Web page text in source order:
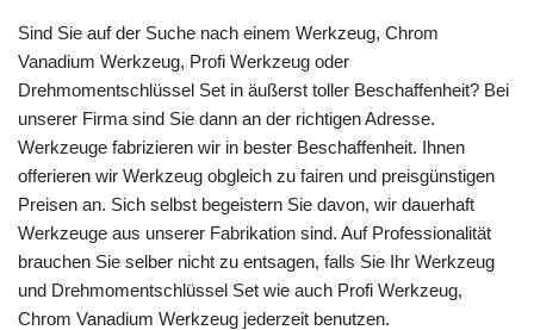
Sind Sie auf der Suche nach einem Werkzeug, Chrom
Vanadium Werkzeug, Profi Werkzeug oder
Drehmomentschlüssel Set in äußerst toller Beschaffenheit? Bei
unserer Firma sind Sie dann an der richtigen Adresse.
Werkzeuge fabrizieren wir in bester Beschaffenheit. Ihnen
offerieren wir Werkzeug obgleich zu fairen und preisgünstigen
Preisen an. Sich selbst begeistern Sie davon, wir dauerhaft
Werkzeuge aus unserer Fabrikation sind. Auf Professionalität
brauchen Sie selber nicht zu entsagen, falls Sie Ihr Werkzeug
und Drehmomentschlüssel Set wie auch Profi Werkzeug,
Chrom Vanadium Werkzeug jederzeit benutzen.